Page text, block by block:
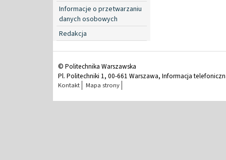
Informacje o przetwarzaniu
danych osobowych
Redakcja
© Politechnika Warszawska
Pl. Politechniki 1, 00-661 Warszawa, Informacja
Kontakt Mapa strony